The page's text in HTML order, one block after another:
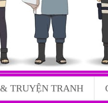
TRUYỆN TRANH